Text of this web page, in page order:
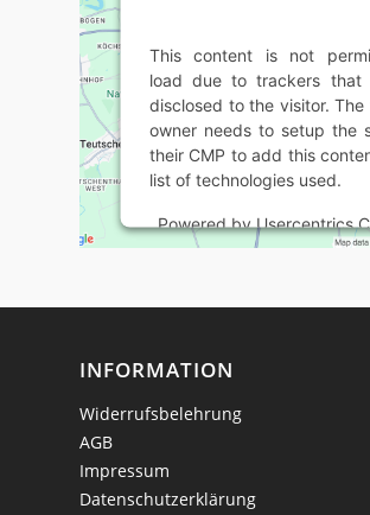
This content is not
load due to trackers that
disclosed to the visitor. The
owner needs to setup the
their CMP to add this
list of technologies used.
Powered byUsercentrics
Management
INFORMATION
Widerrufsbelehrung
AGB
Impressum
Datenschutzerklärung